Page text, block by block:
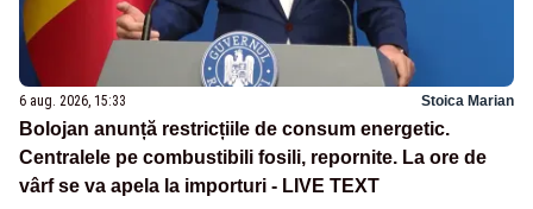
6 aug. 2026, 15:33 Stoica Marian
Bolojan anunță restricțiile de consum energetic.
Centralele pe combustibili fosili, repornite. La ore de
vârf se va apela la importuri - LIVE TEXT